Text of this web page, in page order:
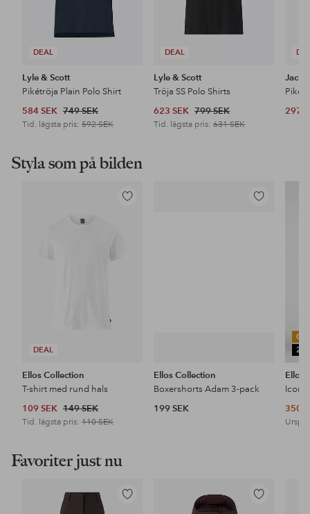
DEAL
Lyle & Scott
Pikétröja Plain Polo Shirt
584 SEK 749 SEK
Tid. lägsta pris: 592 SEK
DEAL
Lyle & Scott
Tröja SS Polo Shirts
623 SEK 799 SEK
Tid. lägsta pris:631 SEK
Jack
297
Styla som på bilden
DEAL
Lägg
Ellos Collection
T-shirt med rund hals
109 SEK 149 SEK
Tid. lägsta pris: 110 SEK
Lägg
Ellos Collection
Boxershorts Adam 3-pack
199 SEK
Ellos
Icon
350
Favoriter just nu
Lägg
Lägg